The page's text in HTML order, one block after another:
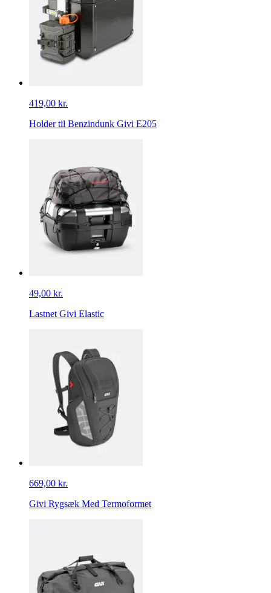
419,00 kr.
Holder til Benzindunk Givi E205
49,00 kr.
Lastnet Givi Elastic
669,00 kr.
Givi Rygsæk Med Termoformet